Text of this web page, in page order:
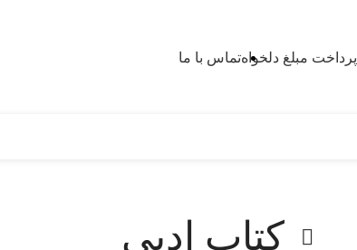
پرداخت مبلغ دلخواهتماس با ما
کتاب ادبی